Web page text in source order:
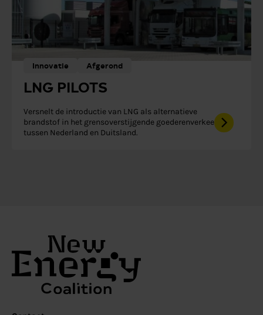
Innovatie Afgerond
LNG PILOTS
Versnelt de introductie van LNG als alternatieve
brandstof in het grensoverstijgende goederenverkeer
tussen Nederland en Duitsland.